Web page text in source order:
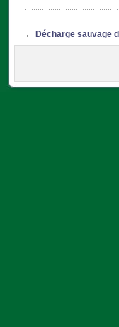
← Décharge sauvage